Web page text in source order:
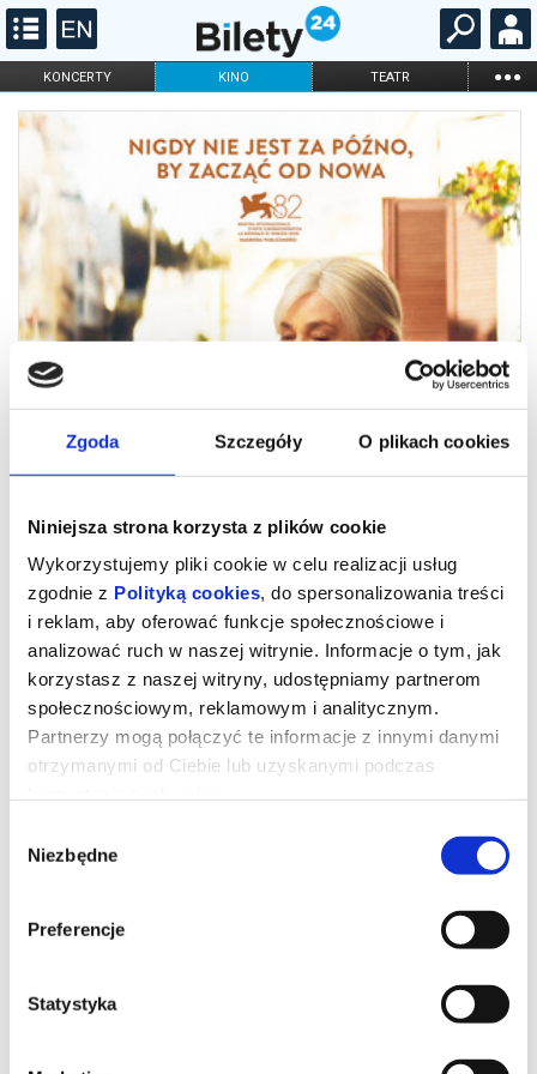
Zgoda Szczegóły O plikach cookies
Niniejsza strona korzysta z plików cookie
Wykorzystujemy pliki cookie w celu realizacji usług
zgodnie z Polityką cookies, do spersonalizowania treści
i reklam, aby oferować funkcje społecznościowe i
analizować ruch w naszej witrynie. Informacje o tym, jak
korzystasz z naszej witryny, udostępniamy partnerom
społecznościowym, reklamowym i analitycznym.
Partnerzy mogą połączyć te informacje z innymi danymi
otrzymanymi od Ciebie lub uzyskanymi podczas
zgody
Niezbędne
Preferencje
Statystyka
KONCERTY KINO TEATR ...
FILHARMONIA OPERA I BALET
ONLINE KARNETY
Drugie życie
Maria Angeles, 79-letnia Hiszpanka, mieszka samotnie w
Madrytu, aby sprzedać mieszkanie, w którym zawsze mieszkała.
Zdeterminowana, by zostać, robi wszystko, co w jej mocy, by
odzyskać dom i dobytek, i niespodziewanie na nowo odkrywa
*******
potwierdzony komunikatem wysyłanym na adres e-mail, podany